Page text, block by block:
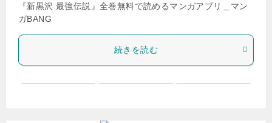
『新黒沢 最強伝説』全巻無料で読めるマンガアプリ＿マン
ガBANG
続きを読む